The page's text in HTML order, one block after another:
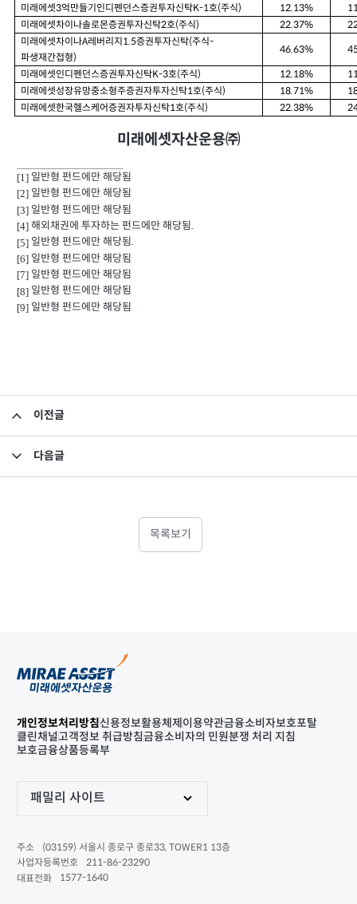
미래에셋3억만들기인디펜던스증권투자신탁K-1호(주식) 12.13%
미래에셋차이나솔로몬증권투자신탁2호(주식) 22.37%
미래에셋차이나A레버리지 1.5증권투자신탁(주식-
파생재간접형)
46.63%
미래에셋인디펜던스증권투자신탁K-3호(주식) 12.18%
미래에셋성장유망중소형주증권자투자신탁1호(주식) 18.71%
미래에셋한국헬스케어증권자투자신탁1호(주식) 22.38%
미래에셋자산운용㈜
[1] 일반형 펀드에만 해당됨
[2] 일반형 펀드에만 해당됨
[3] 일반형 펀드에만 해당됨
[4] 해외채권에 투자하는 펀드에만 해당됨.
[5] 일반형 펀드에만 해당됨.
[6] 일반형 펀드에만 해당됨
[7] 일반형 펀드에만 해당됨
[8] 일반형 펀드에만 해당됨
[9] 일반형 펀드에만 해당됨
이전글
다음글
목록보기
개인정보처리방침신용정보활용체제 이용약관금융소비자보호포탈
클린채널고객정보 취급방침금융소비자의 민원분쟁 처리 지침
보호금융상품등록부
패밀리 사이트
주소
(03159) 서울시 종로구 종로33, TOWER1 13층
사업자등록번호
211-86-23290
대표전화
1577-1640